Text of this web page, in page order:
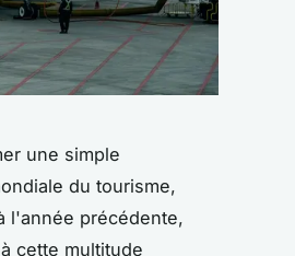
une simple
du tourisme,
l'année précédente,
cette multitude